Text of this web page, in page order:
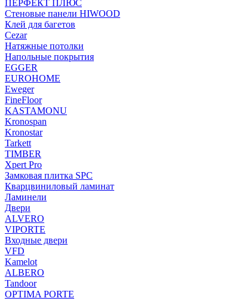
ПЕРФЕКТ ПЛЮС
Стеновые панели HIWOOD
Клей для багетов
Cezar
Натяжные потолки
Напольные покрытия
EGGER
EUROHOME
Eweger
FineFloor
KASTAMONU
Kronospan
Kronostar
Tarkett
TIMBER
Xpert Pro
Замковая плитка SPC
Кварцвиниловый ламинат
Ламинели
Двери
ALVERO
VIPORTE
Входные двери
VFD
Kamelot
ALBERO
Tandoor
OPTIMA PORTE